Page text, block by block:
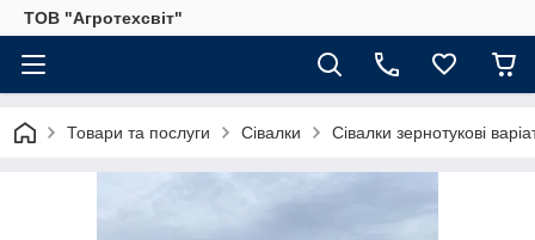
ТОВ "Агротехсвіт"
Товари та послуги Сівалки Сівалки зернотукові